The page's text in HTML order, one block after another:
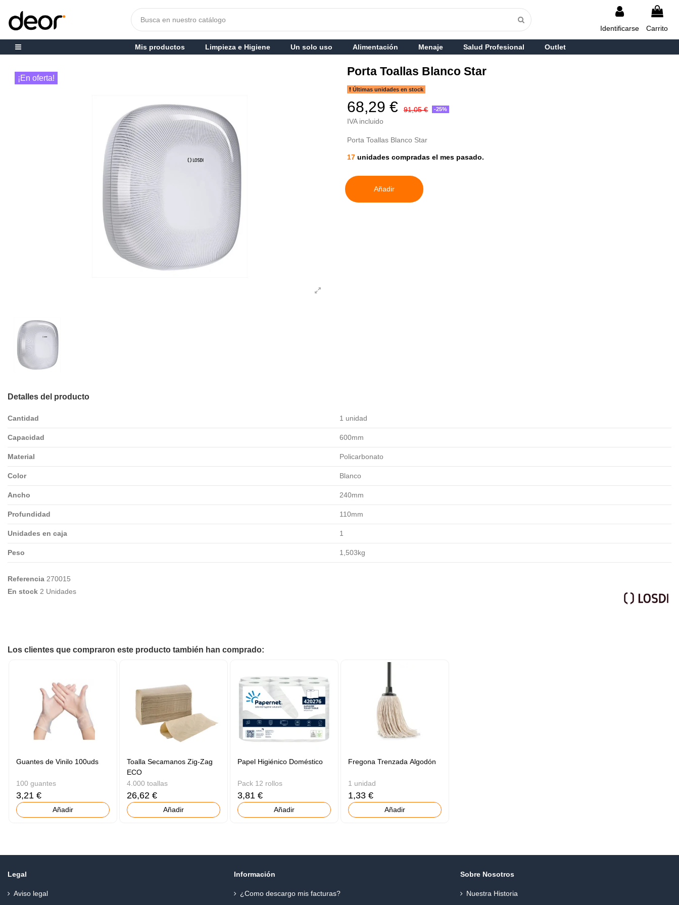
Identificarse Carrito
Mis productos Limpieza e Higiene Un solo uso Alimentación Menaje Salud Profesional Outlet
¡En oferta!
Porta Toallas Blanco Star
Últimas unidades en stock
68,29 € 91,05 € -25%
IVA incluido
Porta Toallas Blanco Star
17 unidades compradas el mes pasado.
Añadir
Detalles del producto
Cantidad 1 unidad
Capacidad 600mm
Material Policarbonato
Color Blanco
Ancho 240mm
Profundidad 110mm
Unidades en caja 1
Peso 1,503kg
Referencia 270015
En stock 2 Unidades
Los clientes que compraron este producto también han comprado:
Guantes de Vinilo 100uds
100 guantes
3,21 €
Añadir
Toalla Secamanos Zig-Zag
ECO
4.000 toallas
26,62 €
Añadir
Papel Higiénico Doméstico
Pack 12 rollos
3,81 €
Añadir
Fregona Trenzada Algodón
1 unidad
1,33 €
Añadir
Legal
Aviso legal
Información
¿Como descargo mis facturas?
Sobre Nosotros
Nuestra Historia